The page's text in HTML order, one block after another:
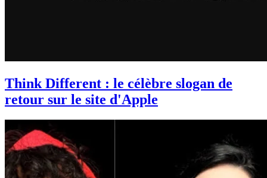
Think Different : le célèbre slogan de
retour sur le site d'Apple